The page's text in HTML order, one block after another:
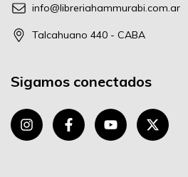
info@libreriahammurabi.com.ar
Talcahuano 440 - CABA
Sigamos conectados